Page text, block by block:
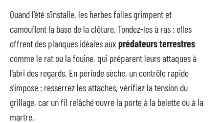
Quand l’été s’installe, les herbes folles grimpent et
camouflent la base de la clôture. Tondez-les à ras : elles
offrent des planques idéales aux prédateurs terrestres
comme le rat ou la fouine, qui préparent leurs attaques à
l’abri des regards. En période sèche, un contrôle rapide
s’impose : resserrez les attaches, vérifiez la tension du
grillage, car un fil relâché ouvre la porte à la belette ou à la
martre.